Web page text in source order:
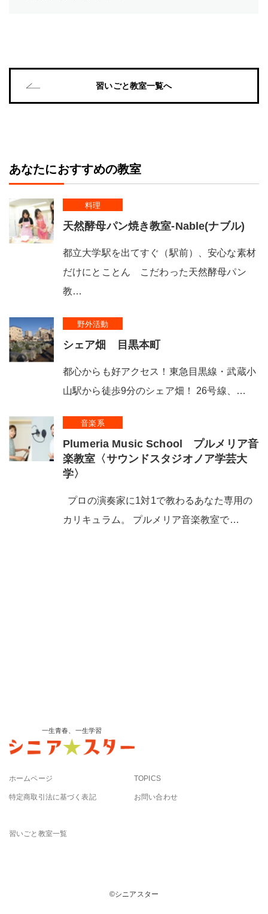
習いごと教室一覧へ
あなたにおすすめの教室
料理
天然酵母パン焼き教室-Nable(ナブル)
都立大学駅を出てすぐ（駅前）、安心な素材
だけにとことん こだわった天然酵母パン
教…
野外活動
シェア畑 目黒本町
都心からも好アクセス！東急目黒線・武蔵小
山駅から徒歩9分のシェア畑！ 26号線、…
音楽系
Plumeria Music School プルメリア音
楽教室〈サウンドスタジオノア学芸大
学〉
プロの演奏家に1対1で教わるあなた専用の
カリキュラム。 プルメリア音楽教室で…
一生青春、一生学習
ホームページ
特定商取引法に基づく表記
TOPICS
お問い合わせ
習いごと教室一覧
©︎シニアスター